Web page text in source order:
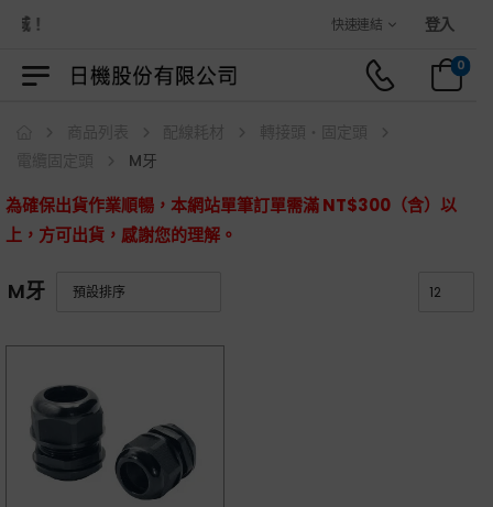
城！ 快速連結 登入
0
M牙
為確保出貨作業順暢，本網站單筆訂單需滿 NT$300（含）以
上，方可出貨，感謝您的理解。
M牙